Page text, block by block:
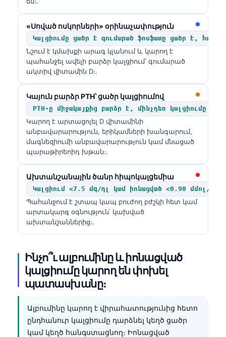
«Սոված ոսկորների» օրինաչափություն
Կալցիումը ցածր է գումարած ֆոսֆատը ցածր է,
Նշում է կմախքի արագ կլանում և կարող է
պահանջել ավելի բարձր կալցիում՝ գումարած
ակտիվ վիտամին D։.
Կայուն բարձր PTH՝ ցածր կալցիումով
PTH-ը միջակայքից բարձր է, մինչդեռ կալցիումը
Կարող է արտացոլել D վիտամինի
անբավարարություն, երիկամների խանգարում,
մագնեզիումի անբավարարություն կամ մնացած
պարաթիրեոիդ խթան։.
Ախտանշանային ծանր հիպոկալցեմիա
Կալցիում <7.5 մգ/դլ կամ իոնացված <0.90 մմոլ/լ
Պահանջում է շտապ կապ բուժող բժշկի հետ կամ
արտակարգ օգնություն՝ կախված
ախտանշաններից։.
Ինչո՞ւ ալբումինը և իոնացված
կալցիումը կարող են փոխել
պատասխանը։
Ալբումինը կարող է վիրահատությունից հետո
ընդհանուր կալցիումը դարձնել կեղծ ցածր
կամ կեղծ հանգստացնող։ Իոնացված